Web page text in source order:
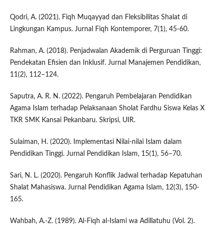
Qodri, A. (2021). Fiqh Muqayyad dan Fleksibilitas Shalat di
Lingkungan Kampus. Jurnal Fiqh Kontemporer, 7(1), 45-60.
Rahman, A. (2018). Penjadwalan Akademik di Perguruan Tinggi:
Pendekatan Efisien dan Inklusif. Jurnal Manajemen Pendidikan,
11(2), 112–124.
Saputra, A. R. N. (2022). Pengaruh Pembelajaran Pendidikan
Agama Islam terhadap Pelaksanaan Sholat Fardhu Siswa Kelas X
TKR SMK Kansai Pekanbaru. Skripsi, UIR.
Sulaiman, H. (2020). Implementasi Nilai-nilai Islam dalam
Pendidikan Tinggi. Jurnal Pendidikan Islam, 15(1), 56–70.
Sari, N. L. (2020). Pengaruh Konflik Jadwal terhadap Kepatuhan
Shalat Mahasiswa. Jurnal Pendidikan Agama Islam, 12(3), 150-
165.
Wahbah, A.-Z. (1989). Al-Fiqh al-Islami wa Adillatuhu (Vol. 2).